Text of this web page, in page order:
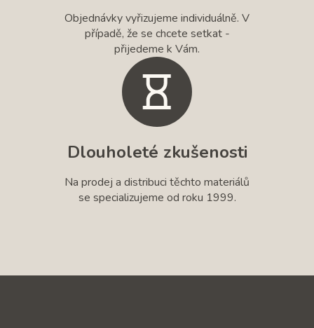
Objednávky vyřizujeme individuálně. V
případě, že se chcete setkat -
přijedeme k Vám.
Dlouholeté zkušenosti
Na prodej a distribuci těchto materiálů
se specializujeme od roku 1999.